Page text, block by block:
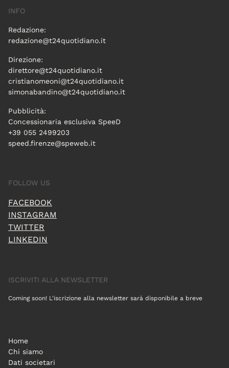
INFO
Redazione:
redazione@t24quotidiano.it
Direzione:
direttore@t24quotidiano.it
cristianomeoni@t24quotidiano.it
simonabandino@t24quotidiano.it
Pubblicità:
Concessionaria esclusiva SpeeD
+39 055 2499203
speed.firenze@speweb.it
FOLLOW US
FACEBOOK
INSTAGRAM
TWITTER
LINKEDIN
ISCRIVITI ALLA NEWSLETTER
Coming soon! L'iscrizione alla newsletter sarà disponibile a breve
Home
Chi siamo
Dati societari